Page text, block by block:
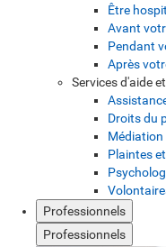
Être
Avant
Pendant
Après
Services d'aide
Droits du
Médiation
Plaintes
Professionnels
Professionnels